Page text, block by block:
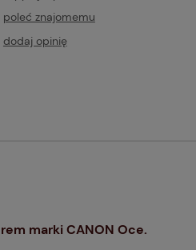
poleć znajomemu
dodaj opinię
marki CANON Oce.